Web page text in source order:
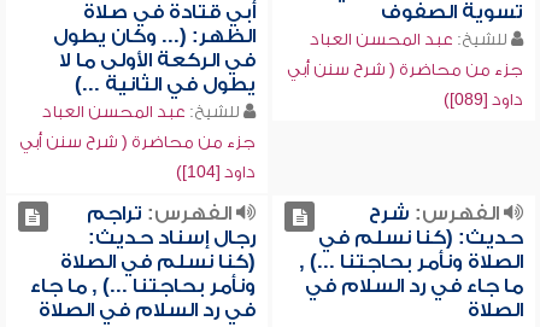
تسوية الصفوف
للشيخ: عبد المحسن العباد
جزء من محاضرة ( شرح سنن أبي
داود [089])
أبي قتادة في صلاة
الظهر: (... وكان يطول
في الركعة الأولى ما لا
يطول في الثانية ...)
للشيخ: عبد المحسن العباد
جزء من محاضرة ( شرح سنن أبي
داود [104])
الفهرس: شرح
حديث: (كنا نسلم في
الصلاة ونأمر بحاجتنا ...) ,
ما جاء في رد السلام في
الصلاة
الفهرس: تراجم
رجال إسناد حديث:
(كنا نسلم في الصلاة
ونأمر بحاجتنا ...) , ما جاء
في رد السلام في الصلاة